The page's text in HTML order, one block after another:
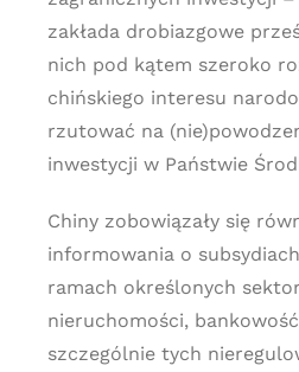
zakłada drobiazgowe
nich pod kątem szeroko
chińskiego interesu
rzutować na
inwestycji w Państwie
Chiny zobowiązały się
informowania o
ramach określonych
nieruchomości,
szczególnie tych